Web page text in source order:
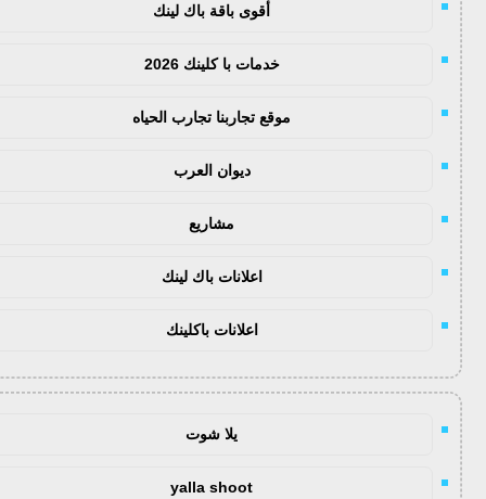
أقوى باقة باك لينك
خدمات با كلينك 2026
موقع تجاربنا تجارب الحياه
ديوان العرب
مشاريع
اعلانات باك لينك
اعلانات باكلينك
يلا شوت
yalla shoot